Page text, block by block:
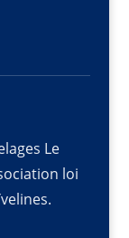
Le
loi